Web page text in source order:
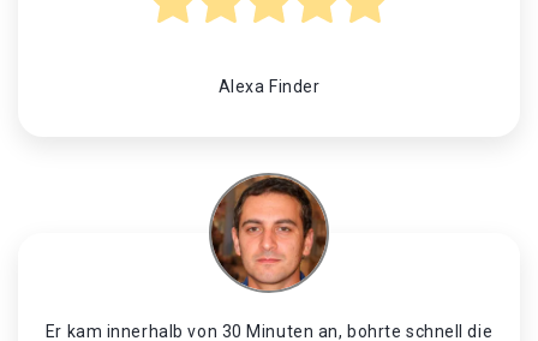
Alexa Finder
Er kam innerhalb von 30 Minuten an, bohrte schnell die